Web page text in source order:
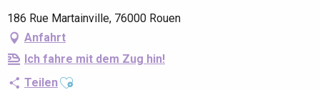
186 Rue Martainville, 76000 Rouen
Anfahrt
Ich fahre mit dem Zug hin!
TeilenAjouter aux favoris